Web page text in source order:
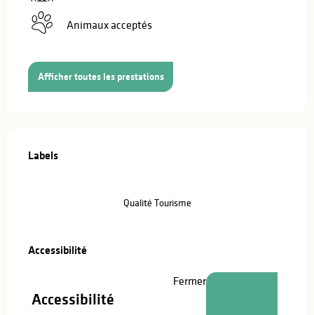
Animaux acceptés
Afficher toutes les prestations
Labels
Labels
Qualité Tourisme
Accessibilité
Fermer
Accessibilité